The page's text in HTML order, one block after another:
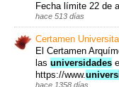
Fecha límite 22 de
hace 513 días
Certamen
El Certamen
las universidades
https://www.
hace 1358 días